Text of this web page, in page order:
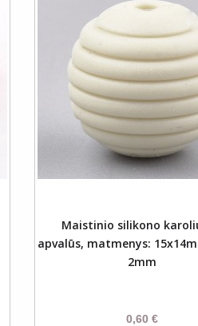
Maistinio silikono
apvalūs, matmenys:
2mm
0,60 €